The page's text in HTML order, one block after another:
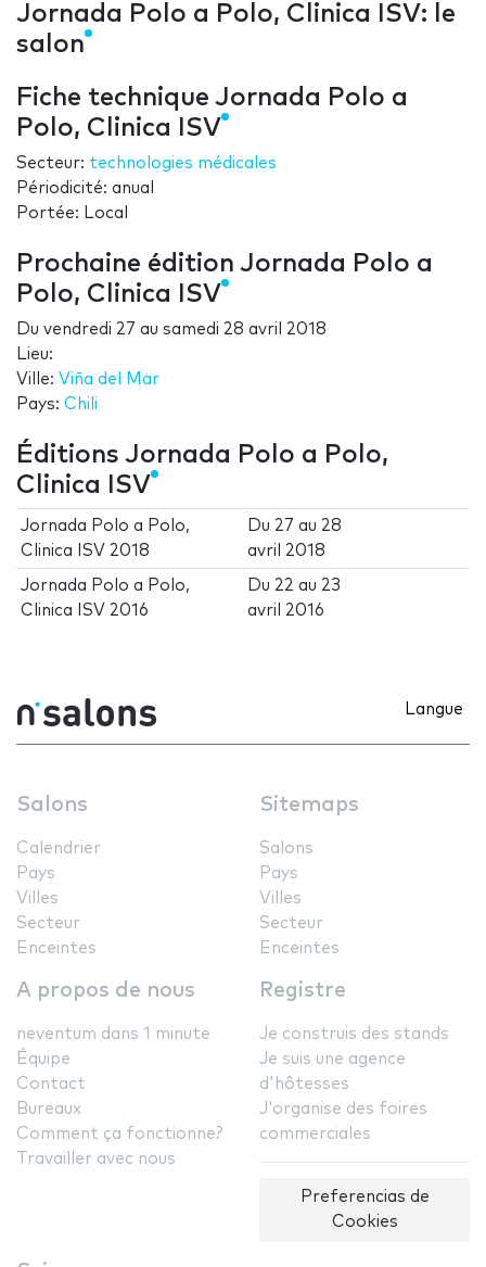
Jornada Polo a Polo, Clinica ISV: le
salon
Fiche technique Jornada Polo a
Polo, Clinica ISV
Secteur: technologies médicales
Périodicité: anual
Portée: Local
Prochaine édition Jornada Polo a
Polo, Clinica ISV
Du vendredi 27 au samedi 28 avril 2018
Lieu:
Ville: Viña del Mar
Pays: Chili
Éditions Jornada Polo a Polo,
Clinica ISV
Jornada Polo a Polo,
Clinica ISV 2018
Du 27 au 28
avril 2018
Jornada Polo a Polo,
Clinica ISV 2016
Du 22 au 23
avril 2016
Langue
Salons
Calendrier
Pays
Villes
Secteur
Enceintes
Sitemaps
Salons
Pays
Villes
Secteur
Enceintes
A propos de nous
neventum dans 1 minute
Équipe
Contact
Bureaux
Comment ça fonctionne?
Travailler avec nous
Registre
Je construis des stands
Je suis une agence
d'hôtesses
J'organise des foires
commerciales
Preferencias de
Cookies